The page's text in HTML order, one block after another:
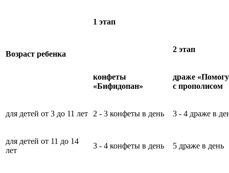
Возраст ребенка
1 этап
2 этап
конфеты
«Бифидопан»
драже
с прополисом
для детей от 3 до 11 лет 2 - 3 конфеты в день 3 - 4 драже в
для детей от 11 до 14
лет
3 - 4 конфеты в день 5 драже в день